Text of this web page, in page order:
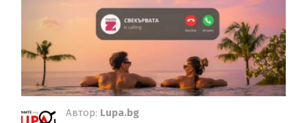
Автор: Lupa.bg